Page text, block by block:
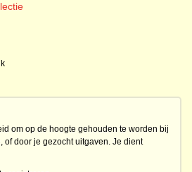
om op de hoogte gehouden te worden bij
of door je gezocht uitgaven. Je dient